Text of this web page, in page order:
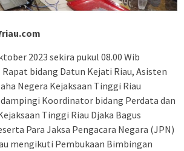
2023 sekira pukul 08.00 Wib
bidang Datun Kejati Riau, Asisten
Negera Kejaksaan Tinggi Riau
Koordinator bidang Perdata dan
Tinggi Riau Djaka Bagus
Para Jaksa Pengacara Negara (JPN)
mengikuti Pembukaan Bimbingan